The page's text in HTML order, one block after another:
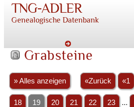
TNG-ADLER
Genealogische Datenbank
Grabsteine
» Alles anzeigen «Zurück «1
18 19 20 21 22 23 ...